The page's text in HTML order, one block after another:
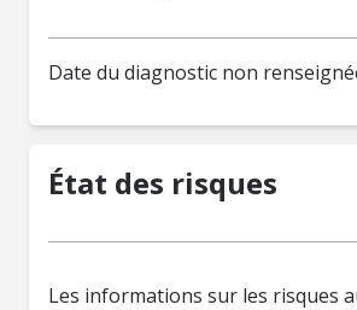
Date du diagnostic non
État des risques
Les informations sur les risques